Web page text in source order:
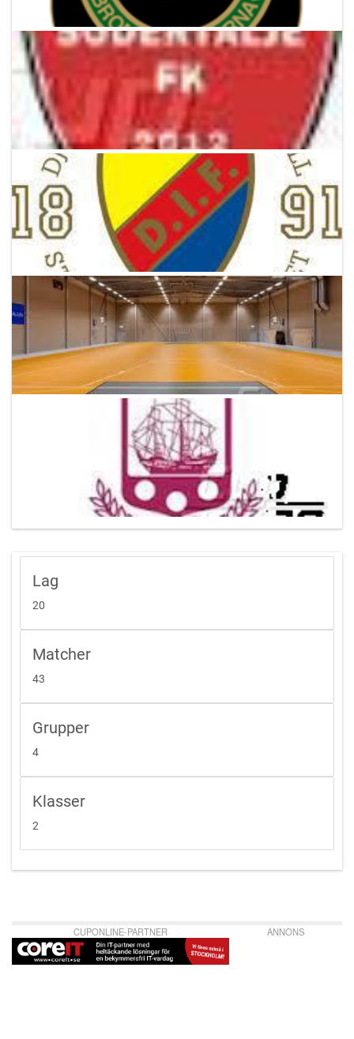
Lag
20
Matcher
43
Grupper
4
Klasser
2
CUPONLINE-PARTNER ANNONS